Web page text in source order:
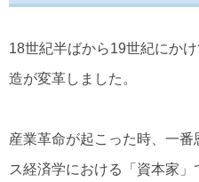
18世紀半ばから19世紀にか
造が変革しました。
産業革命が起こった時、一
ス経済学における「資本家」